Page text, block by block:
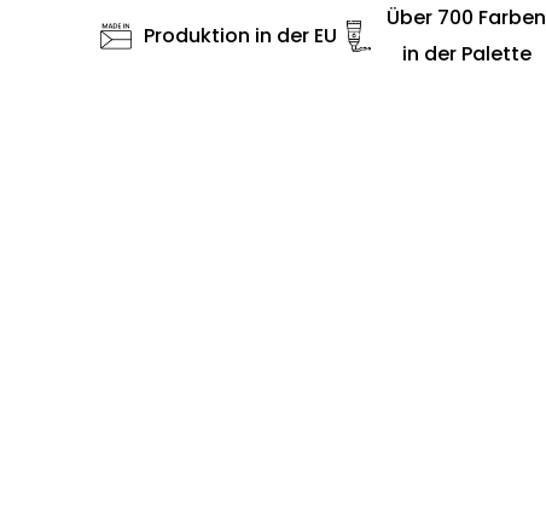
Produktion in der EU
Über 700 Farben
in der Palette